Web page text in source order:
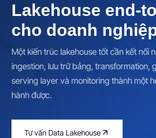
Lakehouse end-
cho doanh
Một kiến trúc lakehouse tốt cần kết nối
ingestion, lưu trữ bảng, transformation,
serving layer và monitoring thành một
hành được.
Tư vấn Data Lakehouse